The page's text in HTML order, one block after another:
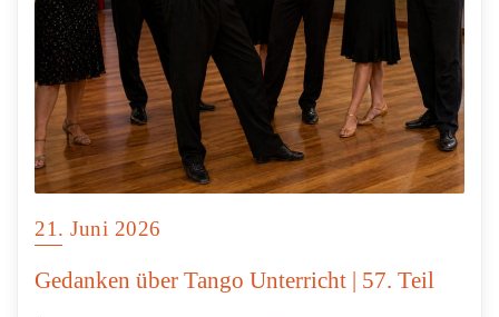
21. Juni 2026
Gedanken über Tango Unterricht | 57. Teil